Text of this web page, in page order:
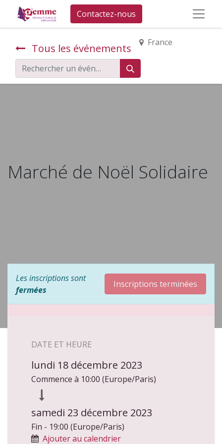
Contactez-nous
Tous les événements France
Marché de Noël Solidaire
Les inscriptions sont
fermées
Inscriptions terminées
DATE ET HEURE
lundi 18 décembre 2023
Commence à 10:00 (Europe/Paris)
samedi 23 décembre 2023
Fin - 19:00 (Europe/Paris)
Ajouter au calendrier